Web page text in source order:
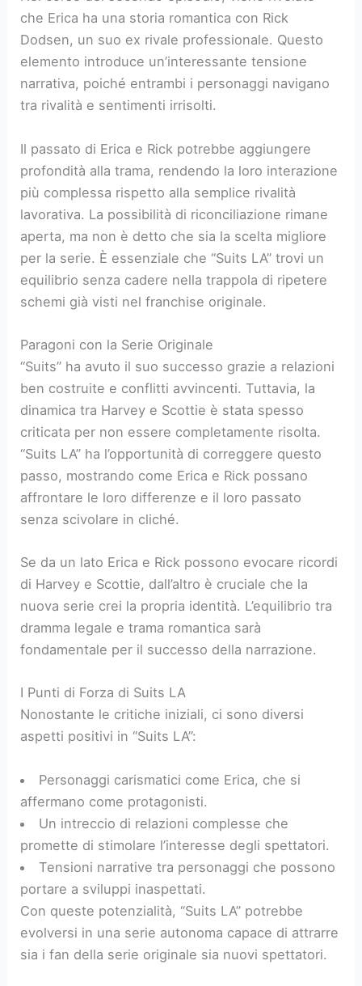
che Erica ha una storia romantica con Rick
Dodsen, un suo ex rivale professionale. Questo
elemento introduce un’interessante tensione
narrativa, poiché entrambi i personaggi navigano
tra rivalità e sentimenti irrisolti.
Il passato di Erica e Rick potrebbe aggiungere
profondità alla trama, rendendo la loro interazione
più complessa rispetto alla semplice rivalità
lavorativa. La possibilità di riconciliazione rimane
aperta, ma non è detto che sia la scelta migliore
per la serie. È essenziale che “Suits LA” trovi un
equilibrio senza cadere nella trappola di ripetere
schemi già visti nel franchise originale.
Paragoni con la Serie Originale
“Suits” ha avuto il suo successo grazie a relazioni
ben costruite e conflitti avvincenti. Tuttavia, la
dinamica tra Harvey e Scottie è stata spesso
criticata per non essere completamente risolta.
“Suits LA” ha l’opportunità di correggere questo
passo, mostrando come Erica e Rick possano
affrontare le loro differenze e il loro passato
senza scivolare in cliché.
Se da un lato Erica e Rick possono evocare ricordi
di Harvey e Scottie, dall’altro è cruciale che la
nuova serie crei la propria identità. L’equilibrio tra
dramma legale e trama romantica sarà
fondamentale per il successo della narrazione.
I Punti di Forza di Suits LA
Nonostante le critiche iniziali, ci sono diversi
aspetti positivi in “Suits LA”:
Personaggi carismatici come Erica, che si
affermano come protagonisti.
Un intreccio di relazioni complesse che
promette di stimolare l’interesse degli spettatori.
Tensioni narrative tra personaggi che possono
portare a sviluppi inaspettati.
Con queste potenzialità, “Suits LA” potrebbe
evolversi in una serie autonoma capace di attrarre
sia i fan della serie originale sia nuovi spettatori.